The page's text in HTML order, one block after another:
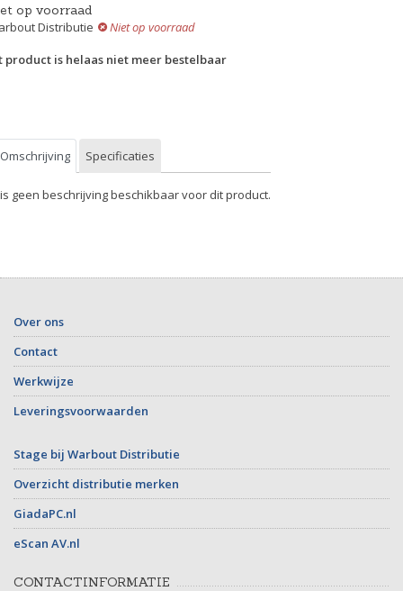
op voorraad
Distributie
Niet op voorraad
product is helaas niet meer bestelbaar
Omschrijving Specificaties
geen beschrijving beschikbaar voor dit product.
Over ons
Contact
Werkwijze
Leveringsvoorwaarden
Stage bij Warbout Distributie
Overzicht distributie merken
GiadaPC.nl
eScan AV.nl
CONTACTINFORMATIE